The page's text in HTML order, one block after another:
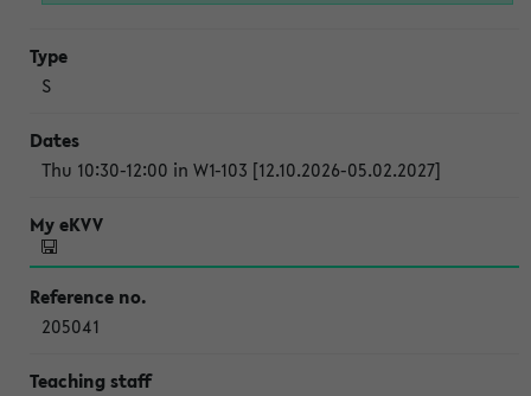
S
Thu 10:30-12:00 in W1-103 [12.10.2026-05.02.2027]
205041